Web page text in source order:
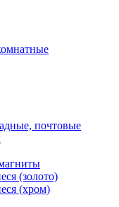
почтовые
(золото)
(хром)